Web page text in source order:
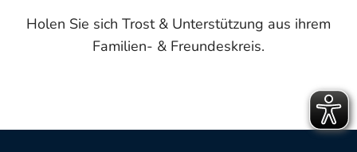
Holen Sie sich Trost & Unterstützung aus ihrem
Familien- & Freundeskreis.